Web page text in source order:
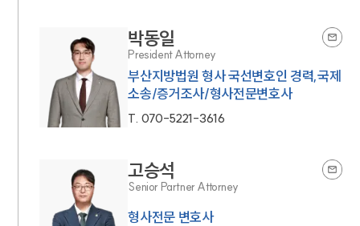
박동일
President Attorney
부산지방법원 형사 국선변호인 경력,국제
소송/증거조사/형사전문변호사
T. 070-5221-3616
고승석
Senior Partner Attorney
형사전문 변호사